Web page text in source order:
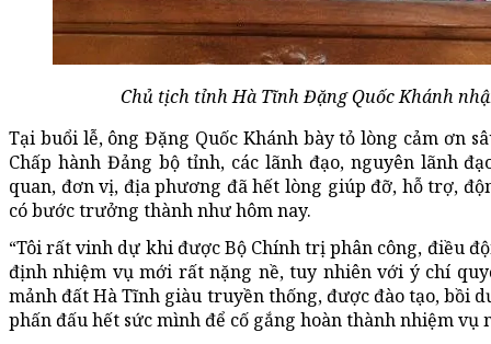
Chủ tịch tỉnh Hà Tĩnh Đặng Quốc Khánh
Tại buổi lễ, ông Đặng Quốc Khánh bày tỏ lòng cảm ơn
Chấp hành Đảng bộ tỉnh, các lãnh đạo, nguyên lãnh
quan, đơn vị, địa phương đã hết lòng giúp đỡ, hỗ trợ,
có bước trưởng thành như hôm nay.
“Tôi rất vinh dự khi được Bộ Chính trị phân công, điều
định nhiệm vụ mới rất nặng nề, tuy nhiên với ý chí
mảnh đất Hà Tĩnh giàu truyền thống, được đào tạo, bồi
phấn đấu hết sức mình để cố gắng hoàn thành nhiệm vụ